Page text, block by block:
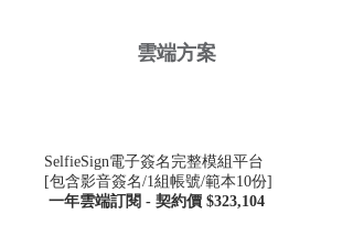
雲端方案
SelfieSign電子簽名完整模組平台
[包含影音簽名/1組帳號/範本10份]
一年雲端訂閱 - 契約價 $323,104